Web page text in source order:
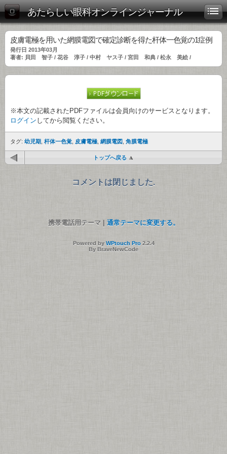
あたらしい眼科オンラインジャーナル
皮膚電極を用いた網膜電図で確定診断を得た杆体一色覚の1症例
発行日 2013年03月
著者: 貝田 智子 / 花谷 淳子 / 中村 ヤス子 / 宮田 和典 / 松永 美絵 /
※本文の記載されたPDFファイルは会員向けのサービスとなります。
ログイン してから閲覧ください。
タグ: 幼児期 杆体一色覚 皮膚電極 網膜電図 角膜電極
トップへ戻る
コメントは閉じました.
携帯電話用テーマ | 通常テーマに変更する。
Powered by WPtouch Pro2.2.4
By BraveNewCode